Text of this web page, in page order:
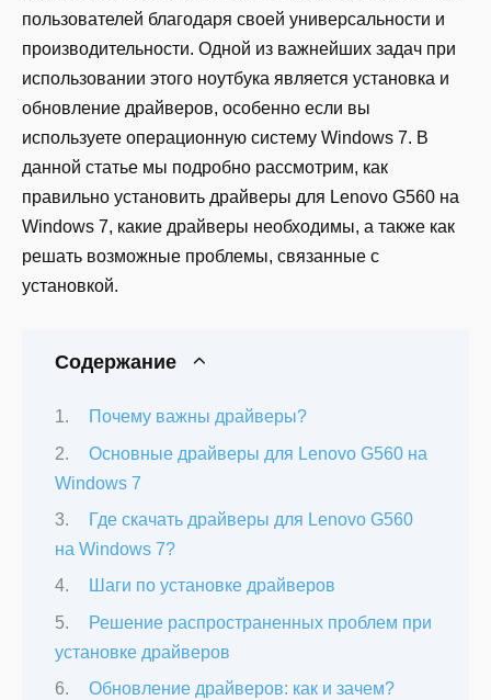
пользователей благодаря своей универсальности и
производительности. Одной из важнейших задач при
использовании этого ноутбука является установка и
обновление драйверов, особенно если вы
используете операционную систему Windows 7. В
данной статье мы подробно рассмотрим, как
правильно установить драйверы для Lenovo G560 на
Windows 7, какие драйверы необходимы, а также как
решать возможные проблемы, связанные с
установкой.
Содержание
Почему важны драйверы?
Основные драйверы для Lenovo G560 на
Windows 7
Где скачать драйверы для Lenovo G560
на Windows 7?
Шаги по установке драйверов
Решение распространенных проблем при
установке драйверов
Обновление драйверов: как и зачем?